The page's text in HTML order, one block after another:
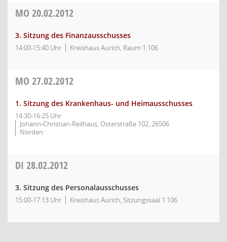
MO 20.02.2012
3. Sitzung des Finanzausschusses
14:00-15:40 Uhr Kreishaus Aurich, Raum 1.106
MO 27.02.2012
1. Sitzung des Krankenhaus- und Heimausschusses
14:30-16:25 Uhr
Johann-Christian-Reilhaus, Osterstraße 102, 26506
Norden
DI 28.02.2012
3. Sitzung des Personalausschusses
15:00-17:13 Uhr Kreishaus Aurich, Sitzungssaal 1.106